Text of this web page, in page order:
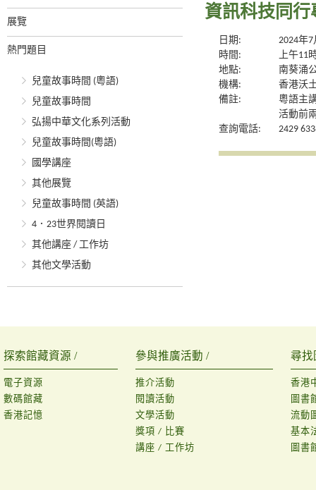
展覽
熱門題目
兒童故事時間 (粵語)
兒童故事時間
弘揚中華文化系列活動
兒童故事時間(粵語)
國學講座
其他展覽
兒童故事時間 (英語)
4．23世界閱讀日
其他講座 / 工作坊
其他文學活動
資訊科技同
日期:
2024年
時間:
上午11
地點:
南葵涌
機構:
香港沃
備註:
粵語主
活動前
查詢電話:
2429
探索館藏資源 /
電子資源
數碼館藏
香港記憶
參與推廣活動 /
推介活動
閱讀活動
文學活動
獎項 / 比賽
講座 / 工作坊
尋找
香港
圖書
流動
基本
圖書